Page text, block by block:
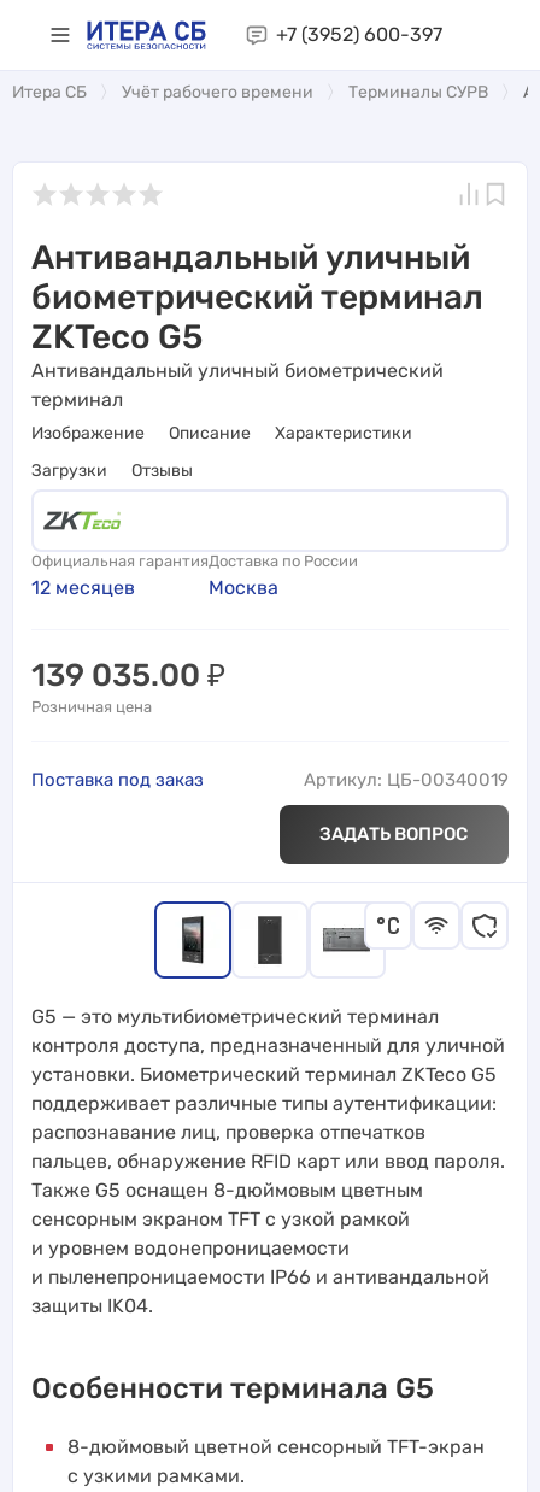
+7 (3952) 600-397
Итера СБ Учёт рабочего времени Терминалы СУРВ
Антивандальный уличный
биометрический терминал
ZKTeco G5
Антивандальный уличный биометрический
терминал
Изображение Описание
Характеристики
Загрузки
Отзывы
Официальная гарантия
12 месяцев
Доставка по России
Москва
139 035.00 ₽
Розничная цена
Поставка под заказ Артикул: ЦБ-00340019
ЗАДАТЬ ВОПРОС
G5 — это мультибиометрический терминал
контроля доступа, предназначенный для уличной
установки. Биометрический терминал ZKTeco G5
поддерживает различные типы аутентификации:
распознавание лиц, проверка отпечатков
пальцев, обнаружение RFID карт или ввод пароля.
Также G5 оснащен 8-дюймовым цветным
сенсорным экраном TFT с узкой рамкой
и уровнем водонепроницаемости
и пыленепроницаемости IP66 и антивандальной
защиты IK04.
Особенности терминала G5
8-дюймовый цветной сенсорный TFT-экран
с узкими рамками.